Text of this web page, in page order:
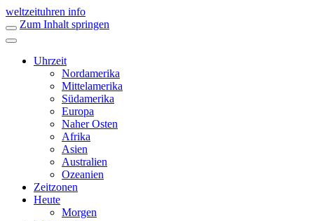
weltzeituhren info
Zum Inhalt springen
Uhrzeit
Nordamerika
Mittelamerika
Südamerika
Europa
Naher Osten
Afrika
Asien
Australien
Ozeanien
Zeitzonen
Heute
Morgen